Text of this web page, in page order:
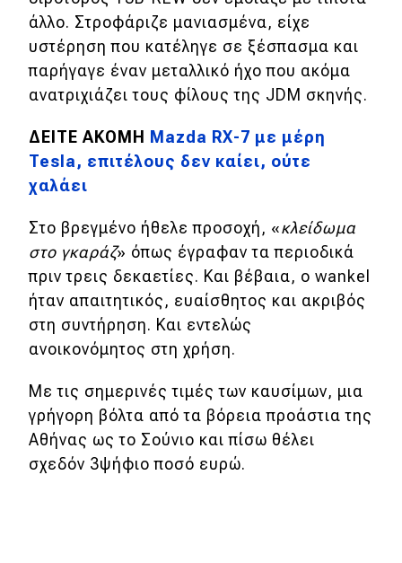
άλλο. Στροφάριζε μανιασμένα, είχε
υστέρηση που κατέληγε σε ξέσπασμα και
παρήγαγε έναν μεταλλικό ήχο που ακόμα
ανατριχιάζει τους φίλους της JDM σκηνής.
ΔΕΙΤΕ ΑΚΟΜΗ
Mazda RX-7 με μέρη
Tesla, επιτέλους δεν καίει, ούτε
χαλάει
Στο βρεγμένο ήθελε προσοχή, «κλείδωμα
στο γκαράζ» όπως έγραφαν τα περιοδικά
πριν τρεις δεκαετίες. Και βέβαια, ο wankel
ήταν απαιτητικός, ευαίσθητος και ακριβός
στη συντήρηση. Και εντελώς
ανοικονόμητος στη χρήση.
Με τις σημερινές τιμές των καυσίμων, μια
γρήγορη βόλτα από τα βόρεια προάστια της
Αθήνας ως το Σούνιο και πίσω θέλει
σχεδόν 3ψήφιο ποσό ευρώ.